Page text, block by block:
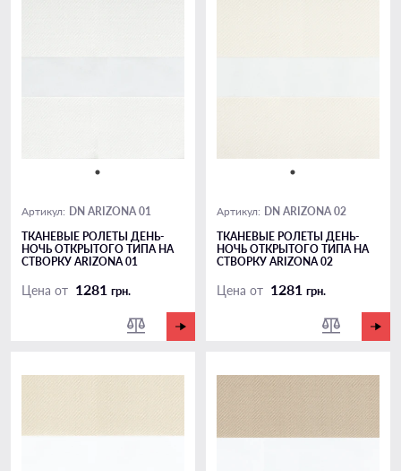
Артикул: DN ARIZONA 01
ТКАНЕВЫЕ РОЛЕТЫ ДЕНЬ-
НОЧЬ ОТКРЫТОГО ТИПА НА
СТВОРКУ ARIZONA 01
Цена от 1281 грн.
Артикул: DN ARIZONA 02
ТКАНЕВЫЕ РОЛЕТЫ ДЕНЬ-
НОЧЬ ОТКРЫТОГО ТИПА НА
СТВОРКУ ARIZONA 02
Цена от 1281 грн.